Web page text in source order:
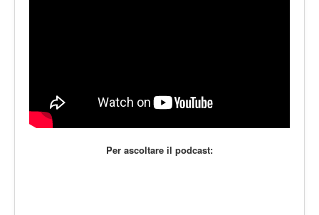
Per ascoltare il podcast: